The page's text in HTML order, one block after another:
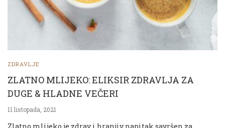
ZDRAVLJE
ZLATNO MLIJEKO: ELIKSIR ZDRAVLJA ZA
DUGE & HLADNE VEČERI
11 listopada, 2021